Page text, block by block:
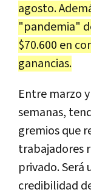
agosto.
"pandemia"
$70.600 en
ganancias.
Entre marzo
semanas,
gremios que
trabajadores
privado. Será
credibilidad